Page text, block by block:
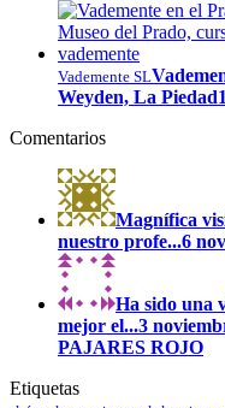
Vademente SL
Weyden, La Piedad
Comentarios
Magnífica
nuestro profe...6
Ha sido una
mejor el...3
PAJARES ROJO
Etiquetas